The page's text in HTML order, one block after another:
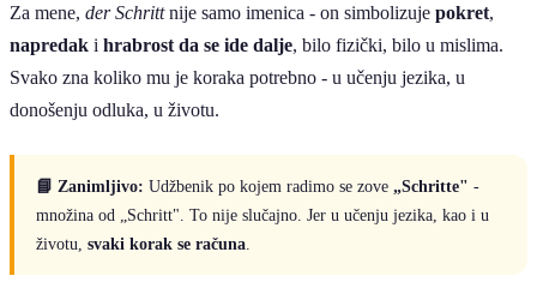
Za mene, der Schrittnije samo imenica - on simbolizuje pokret,
napredak i hrabrost da se ide dalje, bilo fizički, bilo u mislima.
Svako zna koliko mu je koraka potrebno - u učenju jezika, u
donošenju odluka, u životu.
📘 Zanimljivo: Udžbenik po kojem radimo se zove „Schritte" -
množina od „Schritt". To nije slučajno. Jer u učenju jezika, kao i u
životu, svaki korak se računa